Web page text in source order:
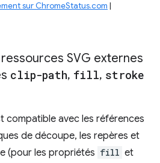
sur ChromeStatus.com |
SVG externes
clip-path, fill, stroke
compatible avec les références
de découpe, les repères et
(pour les propriétés fill et